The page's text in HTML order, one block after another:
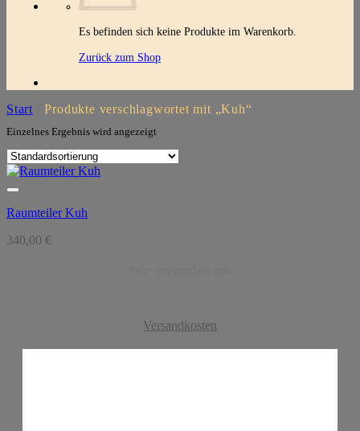
Es befinden sich keine Produkte im Warenkorb.
Zurück zum Shop
Start Produkte verschlagwortet mit „Kuh“
Einzelnes Ergebnis wird angezeigt
Raumteiler Kuh
340,00 €
Versandkosten